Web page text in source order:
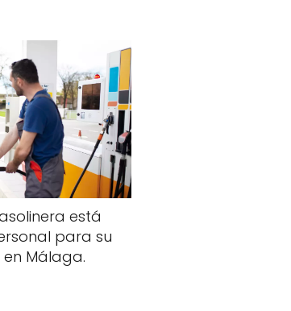
está
para su
Málaga.